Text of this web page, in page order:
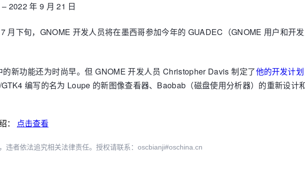
2022 年 9 月 21 日
月下旬，GNOME 开发人员将在墨西哥参加今年的 GUADEC（GNOME 用户和开
新功能还为时尚早。但 GNOME 开发人员 Christopher Davis 制定了他的开发计划
编写的名为 Loupe 的新图像查看器、Baobab（磁盘使用分析器）的重新设计
： 点击查看
违者依法追究相关法律责任。授权请联系：oscbianji#oschina.cn